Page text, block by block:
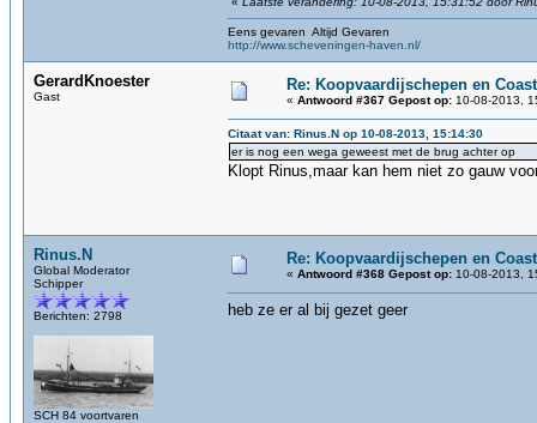
Eens gevaren Altijd Gevaren
http://www.scheveningen-haven.nl/
GerardKnoester
Gast
Re: Koopvaardijschepen en
« Antwoord #367 Gepost op: 10-08-2013,
Citaat van: Rinus.N op 10-08-2013, 15:14:30
er is nog een wega geweest met de brug achter op
Klopt Rinus,maar kan hem niet zo gauw
Rinus.N
Global Moderator
Schipper
Berichten: 2798
SCH 84 voortvaren
Re: Koopvaardijschepen en
« Antwoord #368 Gepost op: 10-08-2013,
heb ze er al bij gezet geer